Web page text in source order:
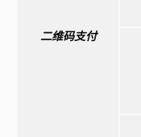
二维码支付